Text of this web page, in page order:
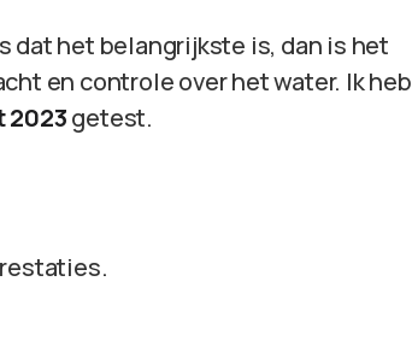
dat het belangrijkste is, dan is het
en controle over het water. Ik heb
2023getest.